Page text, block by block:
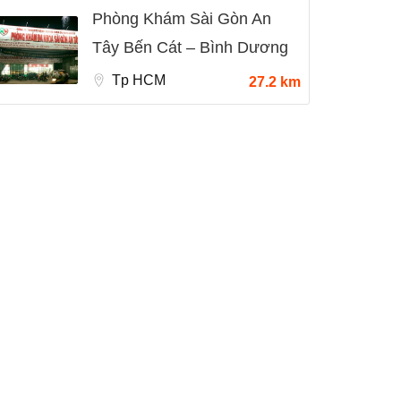
Phòng Khám Sài Gòn An
Tây Bến Cát – Bình Dương
Tp HCM 27.2 km